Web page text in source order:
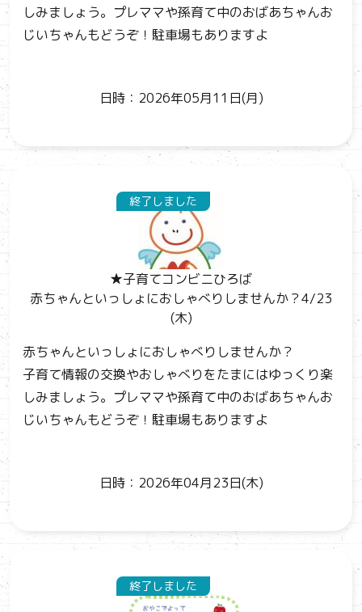
しみましょう。プレママや孫育て中のおばあちゃんお
じいちゃんもどうぞ！駐車場もありますよ
日時：2026年05月11日(月)
終了しました
★子育てコンビニひろば
赤ちゃんといっしょにおしゃべりしませんか？4/23
(木)
赤ちゃんといっしょにおしゃべりしませんか？
子育て情報の交換やおしゃべりをたまにはゆっくり楽
しみましょう。プレママや孫育て中のおばあちゃんお
じいちゃんもどうぞ！駐車場もありますよ
日時：2026年04月23日(木)
終了しました